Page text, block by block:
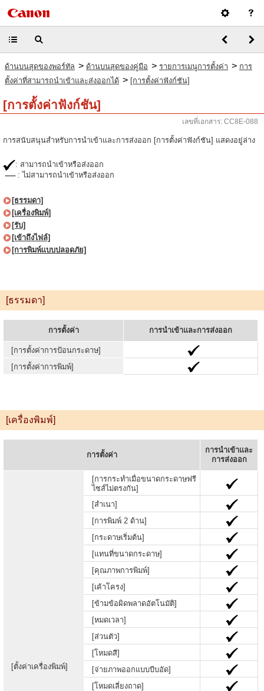
ด้านบนสุดของพอร์ทัล > ด้านบนสุดของคู่มือ > รายการเมนูการตั้งค่า > การ
ตั้งค่าที่สามารถนำเข้าและส่งออกได้ > [การตั้งค่าฟังก์ชัน]
[การตั้งค่าฟังก์ชัน]
เลขที่เอกสาร: CC8E-088
การสนับสนุนสำหรับการนำเข้าและการส่งออก [การตั้งค่าฟังก์ชัน] แสดงอยู่ล่าง
: สามารถนำเข้าหรือส่งออก
: ไม่สามารถนำเข้าหรือส่งออก
[ธรรมดา]
[เครื่องพิมพ์]
[รับ]
[เข้าถึงไฟล์]
[การพิมพ์แบบปลอดภัย]
[ธรรมดา]
การตั้งค่า การนำเข้าและการส่งออก
[การตั้งค่าการป้อนกระดาษ]
[การตั้งค่าการพิมพ์]
[เครื่องพิมพ์]
การตั้งค่า
การนำเข้าและ
การส่งออก
[ตั้งค่าเครื่องพิมพ์]
[การกระทำเมื่อขนาดกระดาษฟรี
ไซส์ไม่ตรงกัน]
[สำเนา]
[การพิมพ์ 2 ด้าน]
[กระดาษเริ่มต้น]
[แทนที่ขนาดกระดาษ]
[คุณภาพการพิมพ์]
[เค้าโครง]
[ข้ามข้อผิดพลาดอัตโนมัติ]
[หมดเวลา]
[ส่วนตัว]
[โหมดสี]
[จ่ายภาพออกแบบบีบอัด]
[โหมดเลี่ยงถาด]